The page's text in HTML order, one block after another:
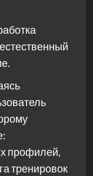
профилей,
тренировок